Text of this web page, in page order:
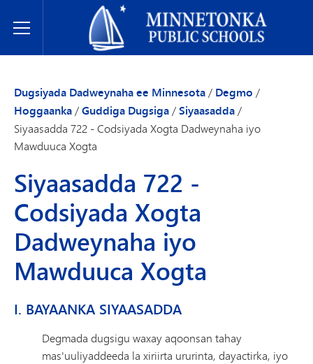
Toggle Menu
Dugsiyada Dadweynaha ee Minnetonka
Dugsiyada Dadweynaha ee Minnesota/ Degmo /
Hoggaanka/Guddiga Dugsiga/Siyaasadda/
Siyaasadda 722 - Codsiyada Xogta Dadweynaha iyo
Mawduuca Xogta
Siyaasadda 722 -
Codsiyada Xogta
Dadweynaha iyo
Mawduuca Xogta
I. BAYAANKA SIYAASADDA
Degmada dugsigu waxay aqoonsan tahay
mas'uuliyaddeeda la xiriirta ururinta, dayactirka, iyo